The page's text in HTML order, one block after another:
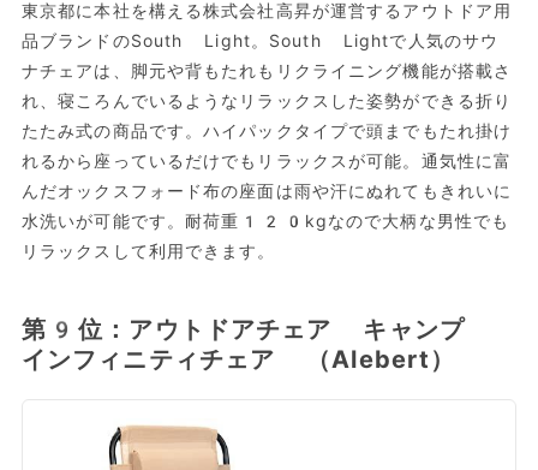
東京都に本社を構える株式会社高昇が運営するアウトドア用
品ブランドのSouth Light。South Lightで人気のサウ
ナチェアは、脚元や背もたれもリクライニング機能が搭載さ
れ、寝ころんでいるようなリラックスした姿勢ができる折り
たたみ式の商品です。ハイパックタイプで頭までもたれ掛け
れるから座っているだけでもリラックスが可能。通気性に富
んだオックスフォード布の座面は雨や汗にぬれてもきれいに
水洗いが可能です。耐荷重120kgなので大柄な男性でも
リラックスして利用できます。
第9位：アウトドアチェア キャンプ
インフィニティチェア （Alebert）